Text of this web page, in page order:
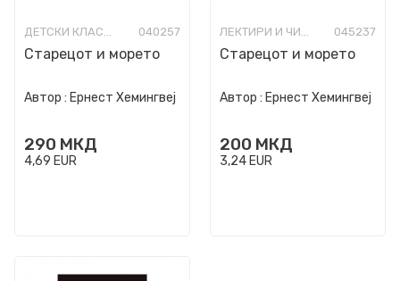
ДЕТСКИ КЛАСИЦИ 040257
Старецот и морето
Автор : Ернест Хемингвеј
290 МКД
4,69 EUR
ЛЕКТИРИ И ЧИТАНКИ ЗА ОСНОВНО ОБРАЗОВАНИЕ 045237
Старецот и морето
Автор : Ернест Хемингвеј
200 МКД
3,24 EUR